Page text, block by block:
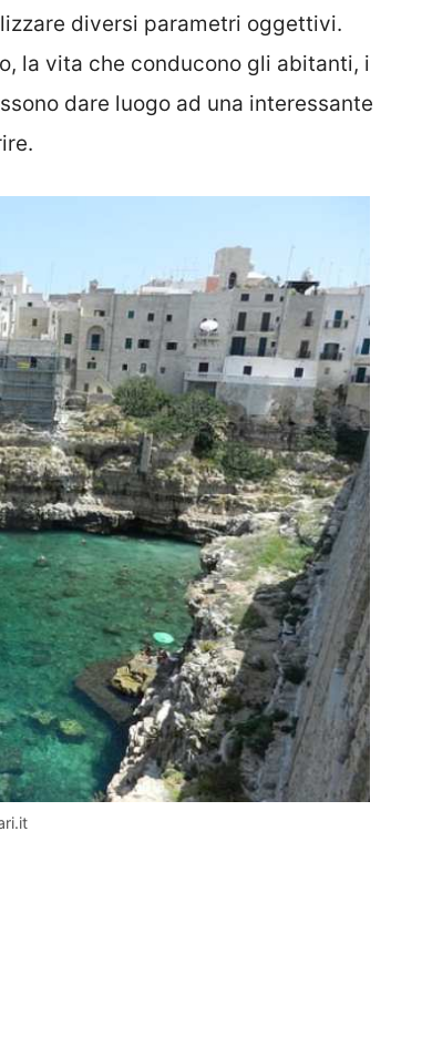
diversi parametri oggettivi.
la vita che conducono gli abitanti, i
dare luogo ad una interessante